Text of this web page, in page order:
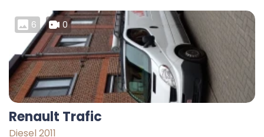
6 0
Renault Trafic
Diesel 2011